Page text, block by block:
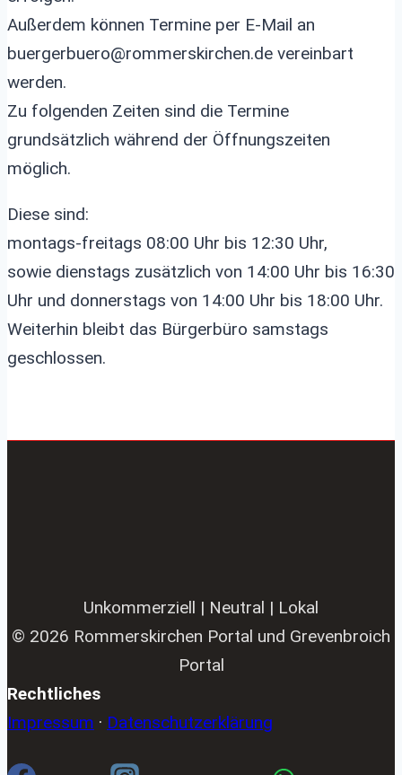
Außerdem können Termine per E-Mail an
buergerbuero@rommerskirchen.de vereinbart
werden.
Zu folgenden Zeiten sind die Termine
grundsätzlich während der Öffnungszeiten
möglich.
Diese sind:
montags-freitags 08:00 Uhr bis 12:30 Uhr,
sowie dienstags zusätzlich von 14:00 Uhr bis 16:30
Uhr und donnerstags von 14:00 Uhr bis 18:00 Uhr.
Weiterhin bleibt das Bürgerbüro samstags
geschlossen.
Unkommerziell | Neutral | Lokal
© 2026 Rommerskirchen Portal und Grevenbroich
Portal
Rechtliches
Impressum · Datenschutzerklärung